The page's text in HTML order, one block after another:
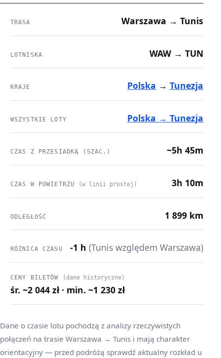
TRASA Warszawa → Tunis
LOTNISKA WAW → TUN
KRAJE Polska →Tunezja
WSZYSTKIE LOTY Polska → Tunezja
CZAS Z PRZESIADKĄ (SZAC.) ~5h 45m
CZAS W POWIETRZU (w linii prostej) 3h 10m
ODLEGŁOŚĆ 1 899 km
RÓŻNICA CZASU -1 h(Tunis względem Warszawa)
CENY BILETÓW (dane historyczne)
śr. ~2 044 zł · min. ~1 230 zł
Dane o czasie lotu pochodzą z analizy rzeczywistych
połączeń na trasie Warszawa → Tunis i mają charakter
orientacyjny — przed podróżą sprawdź aktualny rozkład u